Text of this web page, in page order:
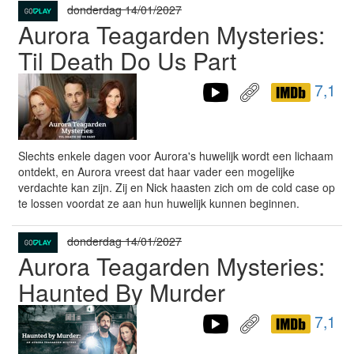
donderdag 14/01/2027
Aurora Teagarden Mysteries:
Til Death Do Us Part
7,1
Slechts enkele dagen voor Aurora's huwelijk wordt een lichaam
ontdekt, en Aurora vreest dat haar vader een mogelijke
verdachte kan zijn. Zij en Nick haasten zich om de cold case op
te lossen voordat ze aan hun huwelijk kunnen beginnen.
donderdag 14/01/2027
Aurora Teagarden Mysteries:
Haunted By Murder
7,1